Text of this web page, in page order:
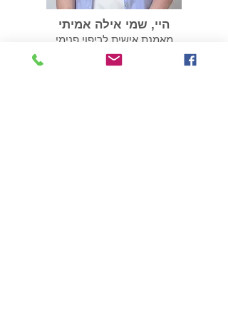
היי, שמי אילה אמיתי
מאמנת אישית לריפוי פנימי
עוזרת לנפגעי ושורדי נרקיסיזם